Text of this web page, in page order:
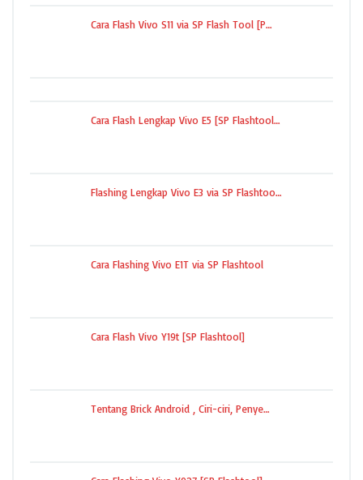
Cara Flash Vivo S11 via SP Flash Tool [P…
Cara Flash Lengkap Vivo E5 [SP Flashtool…
Flashing Lengkap Vivo E3 via SP Flashtoo…
Cara Flashing Vivo E1T via SP Flashtool
Cara Flash Vivo Y19t [SP Flashtool]
Tentang Brick Android , Ciri-ciri, Penye…